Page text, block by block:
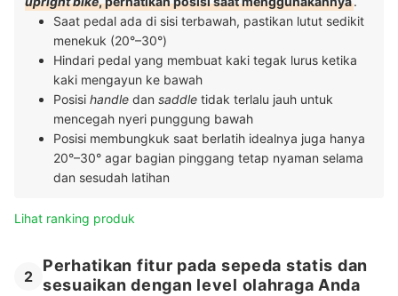
Saat pedal ada di sisi terbawah, pastikan lutut sedikit
menekuk (20°–30°)
Hindari pedal yang membuat kaki tegak lurus ketika
kaki mengayun ke bawah
Posisi handle dan saddle tidak terlalu jauh untuk
mencegah nyeri punggung bawah
Posisi membungkuk saat berlatih idealnya juga hanya
20°–30° agar bagian pinggang tetap nyaman selama
dan sesudah latihan
Lihat ranking produk
2
Perhatikan fitur pada sepeda statis dan
sesuaikan dengan level olahraga Anda